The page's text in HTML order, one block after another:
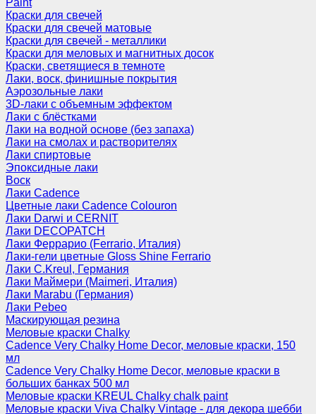
Paint
Краски для свечей
Краски для свечей матовые
Краски для свечей - металлики
Краски для меловых и магнитных досок
Краски, светящиеся в темноте
Лаки, воск, финишные покрытия
Аэрозольные лаки
3D-лаки с объемным эффектом
Лаки с блёстками
Лаки на водной основе (без запаха)
Лаки на смолах и растворителях
Лаки спиртовые
Эпоксидные лаки
Воск
Лаки Cadence
Цветные лаки Cadence Colouron
Лаки Darwi и CERNIT
Лаки DECOPATCH
Лаки Феррарио (Ferrario, Италия)
Лаки-гели цветные Gloss Shine Ferrario
Лаки C.Kreul, Германия
Лаки Маймери (Maimeri, Италия)
Лаки Marabu (Германия)
Лаки Pebeo
Маскирующая резина
Меловые краски Chalky
Cadence Very Chalky Home Decor, меловые краски, 150
мл
Cadence Very Chalky Home Decor, меловые краски в
больших банках 500 мл
Меловые краски KREUL Chalky chalk paint
Меловые краски Viva Chalky Vintage - для декора шебби